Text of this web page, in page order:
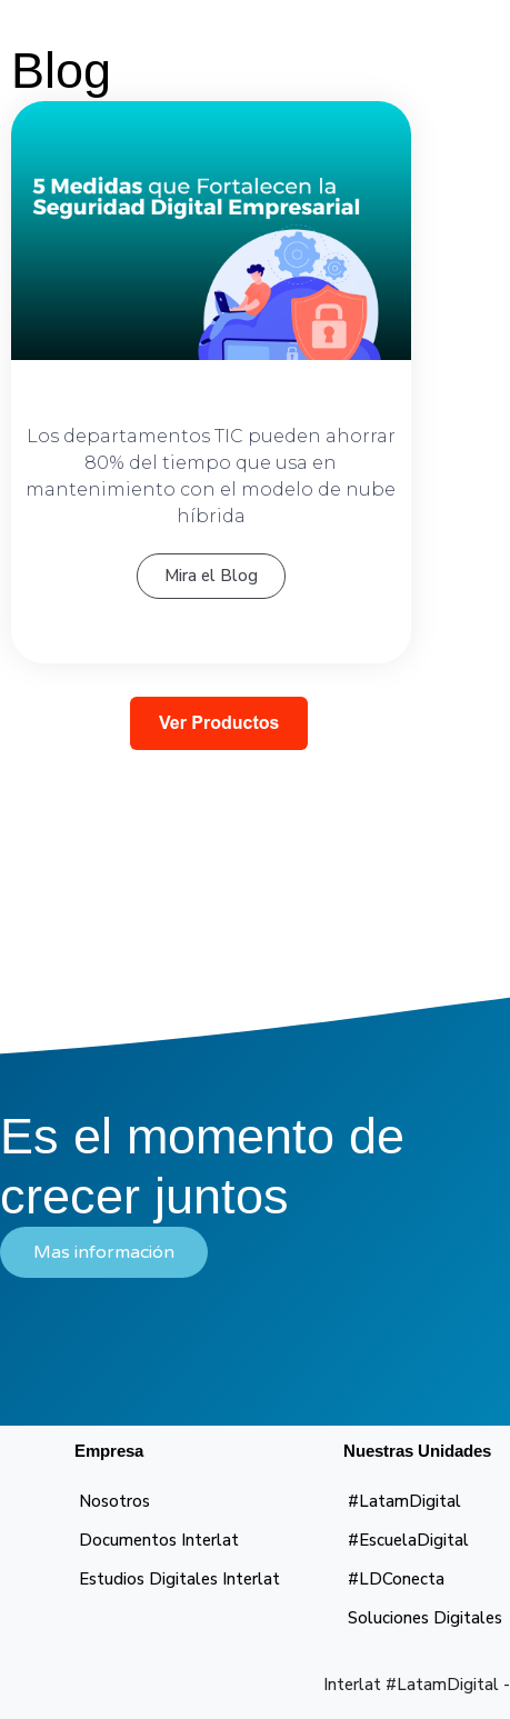
Blog
Los departamentos TIC pueden ahorrar
80% del tiempo que usa en
mantenimiento con el modelo de nube
híbrida
Mira el Blog
Es el momento de
crecer juntos
Mas información
Empresa
Nosotros
Documentos Interlat
Estudios Digitales Interlat
Nuestras Unidades
#LatamDigital
#EscuelaDigital
#LDConecta
Soluciones Digitales
Interlat #LatamDigital -